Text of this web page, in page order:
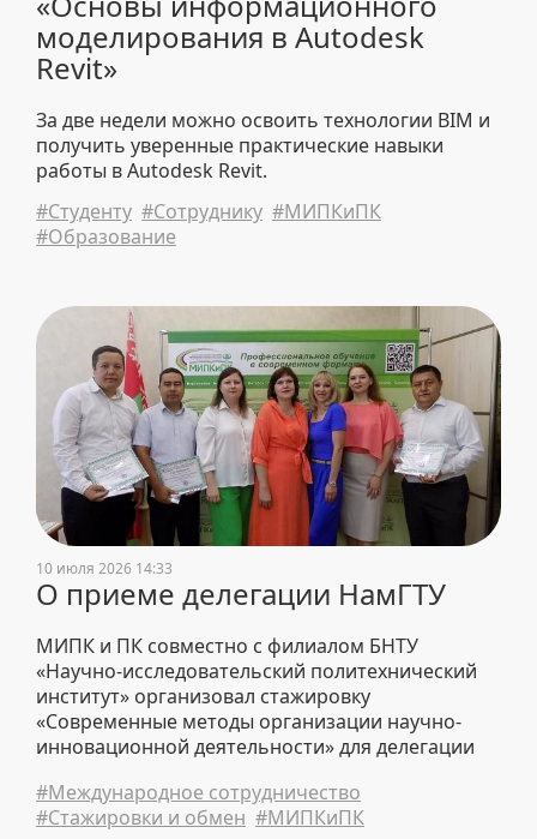
моделирования в Autodesk
Revit»
За две недели можно освоить технологии BIM и
получить уверенные практические навыки
работы в Autodesk Revit.
#Студенту #Сотруднику #МИПКиПК
#Образование
10 июля 2026 14:33
О приеме делегации НамГТУ
МИПК и ПК совместно с филиалом БНТУ
«Научно-исследовательский политехнический
институт» организовал стажировку
«Современные методы организации научно-
инновационной деятельности» для делегации
университета.
#Международное сотрудничество
#Стажировки и обмен #МИПКиПК